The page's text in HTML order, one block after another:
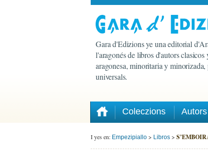
Gara d'Edizions ye una editorial
l'aragonés de libros d'autors
aragonesa, minoritaria y
universals.
Coleczions Autors
I yes en: Empezipiallo > Libros >